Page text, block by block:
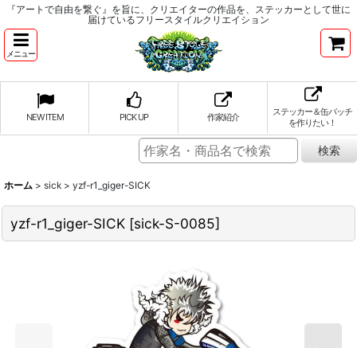
『アートで自由を繋ぐ』を旨に、クリエイターの作品を、ステッカーとして世に
届けているフリースタイルクリエイション
メニュー
NEW ITEM PICK UP 作家紹介
ステッカー＆缶バッチ
を作りたい！
ホーム > sick > yzf-r1_giger-SICK
yzf-r1_giger-SICK [sick-S-0085]